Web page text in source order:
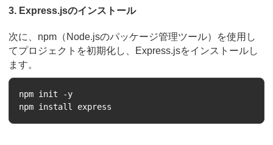
3. Express.jsのインストール
次に、npm（Node.jsのパッケージ管理ツール）を使用し
てプロジェクトを初期化し、Express.jsをインストールし
ます。
npm init -y